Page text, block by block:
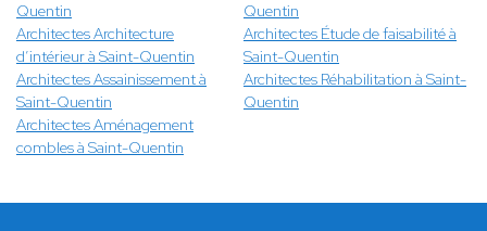
Quentin
Quentin
Architectes Architecture
d’intérieur à Saint-Quentin
Architectes Étude de faisabilité à
Saint-Quentin
Architectes Assainissement à
Saint-Quentin
Architectes Réhabilitation à Saint-
Quentin
Architectes Aménagement
combles à Saint-Quentin